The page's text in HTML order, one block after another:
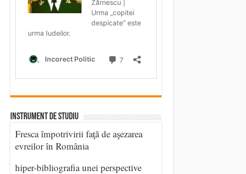
INSTRUMENT DE STUDIU
Fresca împotrivirii faţă de aşezarea
evreilor în România
hiper-bibliografia unei perspective